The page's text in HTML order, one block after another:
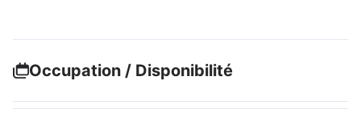
Occupation / Disponibilité